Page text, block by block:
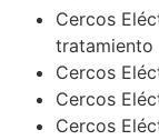
Cercos
tratamiento
Cercos
Cercos
Cercos